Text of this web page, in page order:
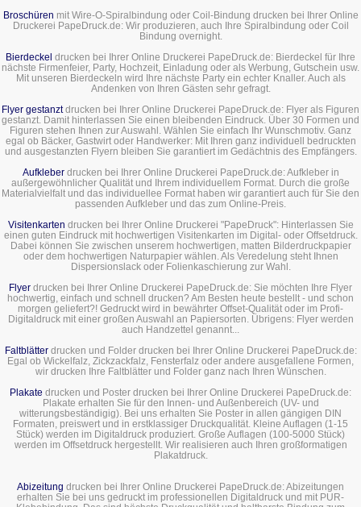
Broschüren mit Wire-O-Spiralbindung oder Coil-Bindung drucken bei Ihrer Online
Druckerei PapeDruck.de: Wir produzieren, auch Ihre Spiralbindung oder Coil
Bindung overnight.
Bierdeckel drucken bei Ihrer Online Druckerei PapeDruck.de: Bierdeckel für Ihre
nächste Firmenfeier, Party, Hochzeit, Einladung oder als Werbung, Gutschein usw.
Mit unseren Bierdeckeln wird Ihre nächste Party ein echter Knaller. Auch als
Andenken von Ihren Gästen sehr gefragt.
Flyer gestanztdrucken bei Ihrer Online Druckerei PapeDruck.de: Flyer als Figuren
gestanzt. Damit hinterlassen Sie einen bleibenden Eindruck. Über 30 Formen und
Figuren stehen Ihnen zur Auswahl. Wählen Sie einfach Ihr Wunschmotiv. Ganz
egal ob Bäcker, Gastwirt oder Handwerker: Mit Ihren ganz individuell bedruckten
und ausgestanzten Flyern bleiben Sie garantiert im Gedächtnis des Empfängers.
Aufkleberdrucken bei Ihrer Online Druckerei PapeDruck.de: Aufkleber in
außergewöhnlicher Qualität und Ihrem individuellem Format. Durch die große
Materialvielfalt und das individuellee Format haben wir garantiert auch für Sie den
passenden Aufkleber und das zum Online-Preis.
Visitenkarten drucken bei Ihrer Online Druckerei "PapeDruck": Hinterlassen Sie
einen guten Eindruck mit hochwertigen Visitenkarten im Digital- oder Offsetdruck.
Dabei können Sie zwischen unserem hochwertigen, matten Bilderdruckpapier
oder dem hochwertigen Naturpapier wählen. Als Veredelung steht Ihnen
Dispersionslack oder Folienkaschierung zur Wahl.
Flyer drucken bei Ihrer Online Druckerei PapeDruck.de: Sie möchten Ihre Flyer
hochwertig, einfach und schnell drucken? Am Besten heute bestellt - und schon
morgen geliefert?! Gedruckt wird in bewährter Offset-Qualität oder im Profi-
Digitaldruck mit einer großen Auswahl an Papiersorten. Übrigens: Flyer werden
auch Handzettel genannt...
Faltblätterdrucken und Folder drucken bei Ihrer Online Druckerei PapeDruck.de:
Egal ob Wickelfalz, Zickzackfalz, Fensterfalz oder andere ausgefallene Formen,
wir drucken Ihre Faltblätter und Folder ganz nach Ihren Wünschen.
Plakate drucken und Poster drucken bei Ihrer Online Druckerei PapeDruck.de:
Plakate erhalten Sie für den Innen- und Außenbereich (UV- und
witterungsbeständigig). Bei uns erhalten Sie Poster in allen gängigen DIN
Formaten, preiswert und in erstklassiger Druckqualität. Kleine Auflagen (1-15
Stück) werden im Digitaldruck produziert. Große Auflagen (100-5000 Stück)
werden im Offsetdruck hergestellt. Wir realisieren auch Ihren großformatigen
Plakatdruck.
Abizeitung drucken bei Ihrer Online Druckerei PapeDruck.de: Abizeitungen
erhalten Sie bei uns gedruckt im professionellen Digitaldruck und mit PUR-